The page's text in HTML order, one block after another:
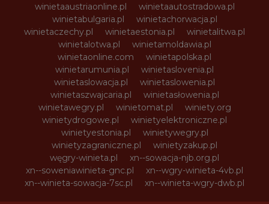
winietaaustriaonline.pl
winietaautostradowa.pl
winietabulgaria.pl
winietachorwacja.pl
winietaczechy.pl
winietaestonia.pl
winietalitwa.pl
winietalotwa.pl
winietamoldawia.pl
winietaonline.com
winietapolska.pl
winietarumunia.pl
winietaslovenia.pl
winietaslowacja.pl
winietaslowenia.pl
winietaszwajcaria.pl
winietasłowenia.pl
winietawegry.pl
winietomat.pl
winiety.org
winietydrogowe.pl
winietyelektroniczne.pl
winietyestonia.pl
winietywegry.pl
winietyzagraniczne.pl
winietyzakup.pl
węgry-winieta.pl
xn--sowacja-njb.org.pl
xn--soweniawinieta-gnc.pl
xn--wgry-winieta-4vb.pl
xn--winieta-sowacja-7sc.pl
xn--winieta-wgry-dwb.pl